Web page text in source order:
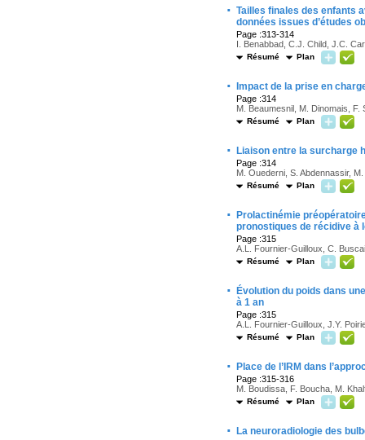
· Tailles finales des enfants
données issues d’études
Page :313-314
I. Benabbad, C.J. Child, J.C.
Résumé Plan
· Impact de la prise en
Page :314
M. Beaumesnil, M. Dinomais,
Résumé Plan
· Liaison entre la surcharge
Page :314
M. Ouederni, S. Abdennassir,
Résumé Plan
·
Prolactinémie
pronostiques de récidive à
Page :315
A.L. Fournier-Guilloux, C.
Résumé Plan
·
Évolution du poids dans
à 1 an
Page :315
A.L. Fournier-Guilloux, J.Y.
Résumé Plan
· Place de l’IRM dans
Page :315-316
M. Boudissa, F. Boucha, M.
Résumé Plan
· La neuroradiologie des